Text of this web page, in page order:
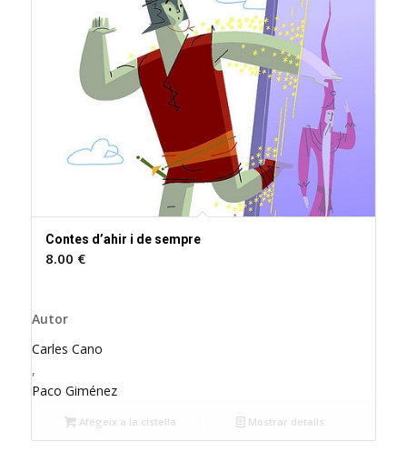
Contes d’ahir i de sempre
8.00 €
Autor
Carles Cano
,
Paco Giménez
Afegeix a la cistella Mostrar detalls